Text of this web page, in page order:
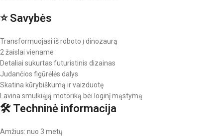
⭐ Savybės
Transformuojasi iš roboto į dinozaurą
2 žaislai viename
Detaliai sukurtas futuristinis dizainas
Judančios figūrėlės dalys
Skatina kūrybiškumą ir vaizduotę
Lavina smulkiąją motoriką bei loginį mąstymą
🛠 Techninė informacija
Amžius: nuo 3 metų